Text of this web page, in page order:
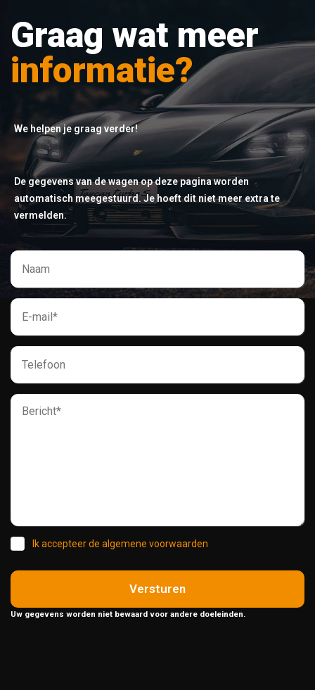
Graag wat meer
informatie?
We helpen je graag verder!
De gegevens van de wagen op deze pagina worden
automatisch meegestuurd. Je hoeft dit niet meer extra te
vermelden.
Ik accepteer de algemene voorwaarden
Versturen
Uw gegevens worden niet bewaard voor andere doeleinden.